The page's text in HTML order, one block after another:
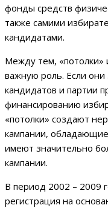
фонды средств
также самими
кандидатами.
Между тем, «потолки»
важную роль. Если
кандидатов и партии
финансированию
«потолки» создают
кампании,
имеют значительно
кампании.
В период 2002 – 2009
регистрация на